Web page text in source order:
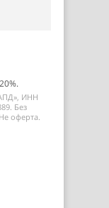
ИНН
Без
оферта.